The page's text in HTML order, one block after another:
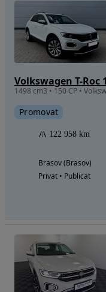
Volkswagen T-Roc
Promovat
122 958 km
Brasov (Brasov)
Privat • Publicat